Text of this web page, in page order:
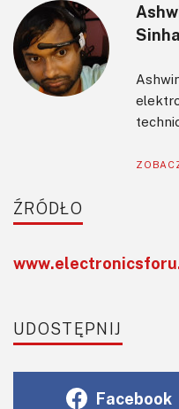
Sinha
ŹRÓDŁO
UDOSTĘPNIJ
Facebook